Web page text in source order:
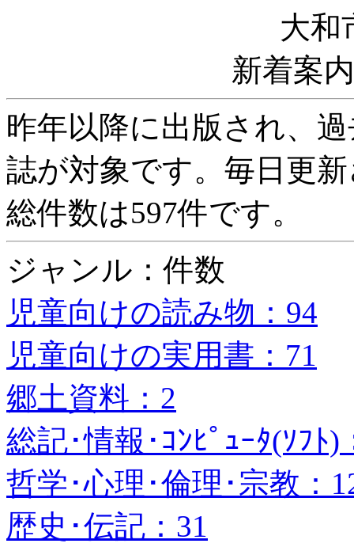
大和
新着案
昨年以降に出版され、
誌が対象です。毎日更
総件数は597件です。
ジャンル：件数
児童向けの読み物：94
児童向けの実用書：71
郷土資料：2
総記･情報･ｺﾝﾋﾟｭｰﾀ(ｿﾌﾄ)
哲学･心理･倫理･宗教：
歴史･伝記：31